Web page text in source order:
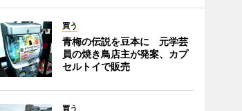
買う
青梅の伝説を豆本に 元学芸
員の焼き鳥店主が発案、カプ
セルトイで販売
買う